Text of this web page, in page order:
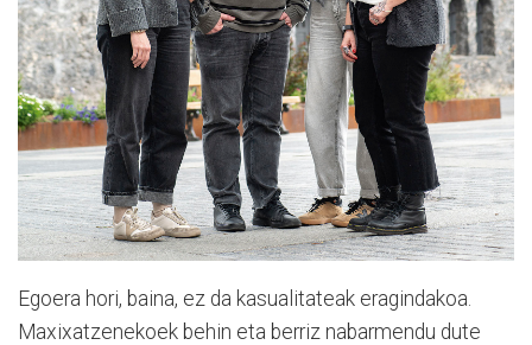
Egoera hori, baina, ez da kasualitateak eragindakoa.
Maxixatzenekoek behin eta berriz nabarmendu dute